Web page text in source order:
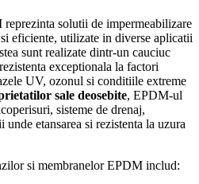
solutii de impermeabilizare
eficiente, utilizate in diverse aplicatii
sunt realizate dintr-un cauciuc
exceptionala la factori
UV, ozonul si conditiile extreme
sale deosebite, EPDM-ul
sisteme de drenaj,
etansarea si rezistenta la uzura
si membranelor EPDM includ: